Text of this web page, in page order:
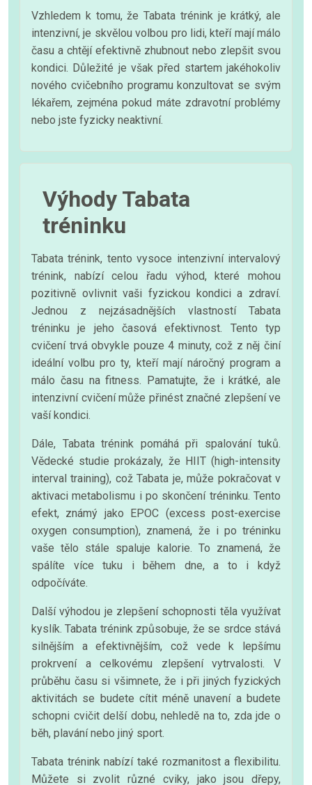
Vzhledem k tomu, že Tabata trénink je krátký, ale
intenzivní, je skvělou volbou pro lidi, kteří mají málo
času a chtějí efektivně zhubnout nebo zlepšit svou
kondici. Důležité je však před startem jakéhokoliv
nového cvičebního programu konzultovat se svým
lékařem, zejména pokud máte zdravotní problémy
nebo jste fyzicky neaktivní.
Výhody Tabata
tréninku
Tabata trénink, tento vysoce intenzivní intervalový
trénink, nabízí celou řadu výhod, které mohou
pozitivně ovlivnit vaši fyzickou kondici a zdraví.
Jednou z nejzásadnějších vlastností Tabata
tréninku je jeho časová efektivnost. Tento typ
cvičení trvá obvykle pouze 4 minuty, což z něj činí
ideální volbu pro ty, kteří mají náročný program a
málo času na fitness. Pamatujte, že i krátké, ale
intenzivní cvičení může přinést značné zlepšení ve
vaší kondici.
Dále, Tabata trénink pomáhá při spalování tuků.
Vědecké studie prokázaly, že HIIT (high-intensity
interval training), což Tabata je, může pokračovat v
aktivaci metabolismu i po skončení tréninku. Tento
efekt, známý jako EPOC (excess post-exercise
oxygen consumption), znamená, že i po tréninku
vaše tělo stále spaluje kalorie. To znamená, že
spálíte více tuku i během dne, a to i když
odpočíváte.
Další výhodou je zlepšení schopnosti těla využívat
kyslík. Tabata trénink způsobuje, že se srdce stává
silnějším a efektivnějším, což vede k lepšímu
prokrvení a celkovému zlepšení vytrvalosti. V
průběhu času si všimnete, že i při jiných fyzických
aktivitách se budete cítit méně unavení a budete
schopni cvičit delší dobu, nehledě na to, zda jde o
běh, plavání nebo jiný sport.
Tabata trénink nabízí také rozmanitost a flexibilitu.
Můžete si zvolit různé cviky, jako jsou dřepy,